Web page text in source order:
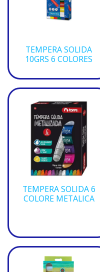
TEMPERA SOLIDA
10GRS 6 COLORES
TEMPERA SOLIDA 6
COLORE METALICA